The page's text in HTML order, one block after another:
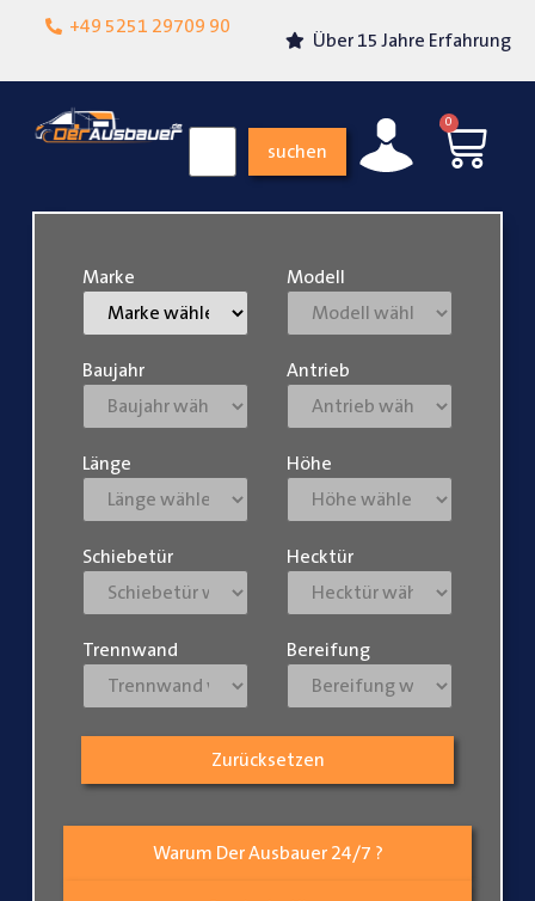
+49 5251 29709 90
Lokalgeschäft in
Über 15 Jahre Erfahrung
suchen
0
Warum Der Ausbauer 24/7 ?
Marke Modell
Baujahr Antrieb
Länge Höhe
Schiebetür Hecktür
Trennwand Bereifung
Zurücksetzen